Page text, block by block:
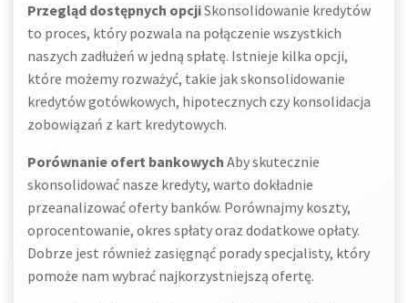
Przegląd dostępnych opcjiSkonsolidowanie kredytów
to proces, który pozwala na połączenie wszystkich
naszych zadłużeń w jedną spłatę. Istnieje kilka opcji,
które możemy rozważyć, takie jak skonsolidowanie
kredytów gotówkowych, hipotecznych czy konsolidacja
zobowiązań z kart kredytowych.
Porównanie ofert bankowych Aby skutecznie
skonsolidować nasze kredyty, warto dokładnie
przeanalizować oferty banków. Porównajmy koszty,
oprocentowanie, okres spłaty oraz dodatkowe opłaty.
Dobrze jest również zasięgnąć porady specjalisty, który
pomoże nam wybrać najkorzystniejszą ofertę.